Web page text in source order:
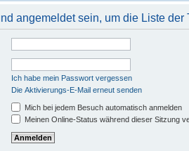
angemeldet sein, um die Liste
Ich habe mein Passwort vergessen
Die Aktivierungs-E-Mail erneut senden
Mich bei jedem Besuch automatisch anmelden
Meinen Online-Status während dieser Sitzung